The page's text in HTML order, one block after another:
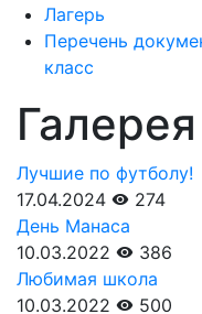
Лагерь
Перечень
класс
Галерея
Лучшие по футболу!
17.04.2024
274
День Манаса
10.03.2022
386
Любимая школа
10.03.2022
500